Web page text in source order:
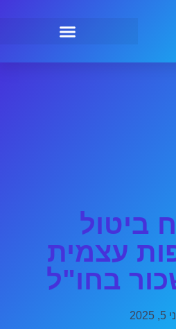
ביטול
עצמית
בחו"ל
2025